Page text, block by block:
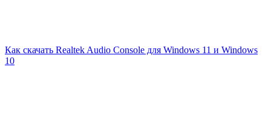
Как скачать Realtek Audio Console для Windows 11 и Windows
10